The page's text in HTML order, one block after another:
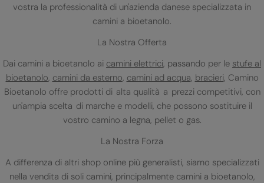
vostra la professionalità di un'azienda danese specializzata in
camini a bioetanolo.
La Nostra Offerta
Dai camini a bioetanolo ai camini elettrici, passando per le stufe al
bioetanolo, camini da esterno, camini ad acqua, bracieri, Camino
Bioetanolo offre prodotti di alta qualità a prezzi competitivi, con
un'ampia scelta di marche e modelli, che possono sostituire il
vostro camino a legna, pellet o gas.
La Nostra Forza
A differenza di altri shop online più generalisti, siamo specializzati
nella vendita di soli camini, principalmente camini a bioetanolo,